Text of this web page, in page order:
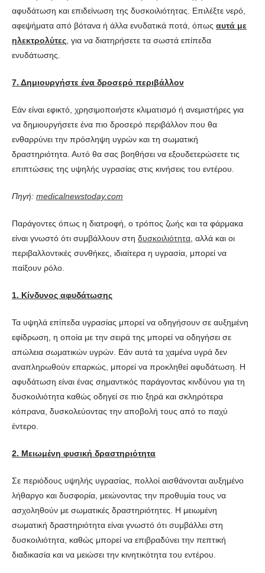
αφυδάτωση και επιδείνωση της δυσκοιλιότητας. Επιλέξτε νερό,
αφεψήματα από βότανα ή άλλα ενυδατικά ποτά, όπως αυτά με
ηλεκτρολύτες , για να διατηρήσετε τα σωστά επίπεδα
ενυδάτωσης.
7. Δημιουργήστε ένα δροσερό περιβάλλον
Εάν είναι εφικτό, χρησιμοποιήστε κλιματισμό ή ανεμιστήρες για
να δημιουργήσετε ένα πιο δροσερό περιβάλλον που θα
ενθαρρύνει την πρόσληψη υγρών και τη σωματική
δραστηριότητα. Αυτό θα σας βοηθήσει να εξουδετερώσετε τις
επιπτώσεις της υψηλής υγρασίας στις κινήσεις του εντέρου.
Πηγή: medicalnewstoday.com
Παράγοντες όπως η διατροφή, ο τρόπος ζωής και τα φάρμακα
είναι γνωστό ότι συμβάλλουν στη δυσκοιλιότητα , αλλά και οι
περιβαλλοντικές συνθήκες, ιδιαίτερα η υγρασία, μπορεί να
παίξουν ρόλο.
1. Κίνδυνος αφυδάτωσης
Τα υψηλά επίπεδα υγρασίας μπορεί να οδηγήσουν σε αυξημένη
εφίδρωση, η οποία με την σειρά της μπορεί να οδηγήσει σε
απώλεια σωματικών υγρών. Εάν αυτά τα χαμένα υγρά δεν
αναπληρωθούν επαρκώς, μπορεί να προκληθεί αφυδάτωση. Η
αφυδάτωση είναι ένας σημαντικός παράγοντας κινδύνου για τη
δυσκοιλιότητα καθώς οδηγεί σε πιο ξηρά και σκληρότερα
κόπρανα, δυσκολεύοντας την αποβολή τους από το παχύ
έντερο.
2. Μειωμένη φυσική δραστηριότητα
Σε περιόδους υψηλής υγρασίας, πολλοί αισθάνονται αυξημένο
λήθαργο και δυσφορία, μειώνοντας την προθυμία τους να
ασχοληθούν με σωματικές δραστηριότητες. Η μειωμένη
σωματική δραστηριότητα είναι γνωστό ότι συμβάλλει στη
δυσκοιλιότητα, καθώς μπορεί να επιβραδύνει την πεπτική
διαδικασία και να μειώσει την κινητικότητα του εντέρου.